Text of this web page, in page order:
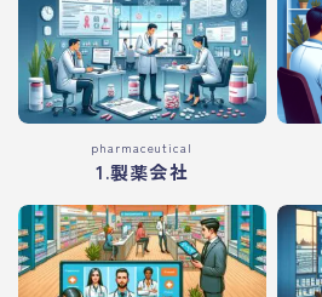
pharmaceutical
1.製薬会社